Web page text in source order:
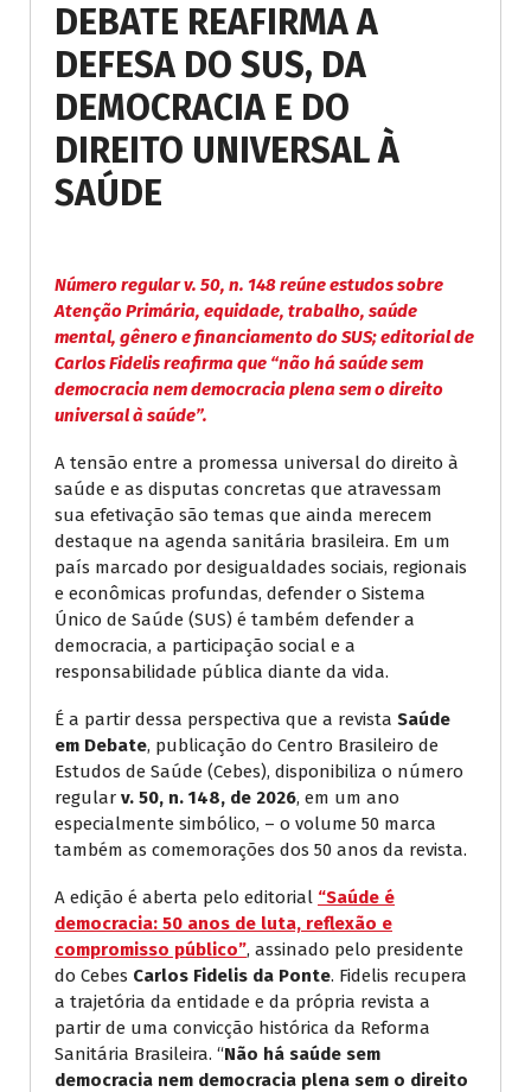
DEBATE REAFIRMA A
DEFESA DO SUS, DA
DEMOCRACIA E DO
DIREITO UNIVERSAL À
SAÚDE
Número regular v. 50, n. 148 reúne estudos sobre
Atenção Primária, equidade, trabalho, saúde
mental, gênero e financiamento do SUS; editorial de
Carlos Fidelis reafirma que “não há saúde sem
democracia nem democracia plena sem o direito
universal à saúde”.
A tensão entre a promessa universal do direito à
saúde e as disputas concretas que atravessam
sua efetivação são temas que ainda merecem
destaque na agenda sanitária brasileira. Em um
país marcado por desigualdades sociais, regionais
e econômicas profundas, defender o Sistema
Único de Saúde (SUS) é também defender a
democracia, a participação social e a
responsabilidade pública diante da vida.
É a partir dessa perspectiva que a revista Saúde
em Debate, publicação do Centro Brasileiro de
Estudos de Saúde (Cebes), disponibiliza o número
regular v. 50, n. 148, de 2026, em um ano
especialmente simbólico, – o volume 50 marca
também as comemorações dos 50 anos da revista.
A edição é aberta pelo editorial “Saúde é
democracia: 50 anos de luta, reflexão e
compromisso público”, assinado pelo presidente
do Cebes Carlos Fidelis da Ponte. Fidelis recupera
a trajetória da entidade e da própria revista a
partir de uma convicção histórica da Reforma
Sanitária Brasileira. “Não há saúde sem
democracia nem democracia plena sem o direito